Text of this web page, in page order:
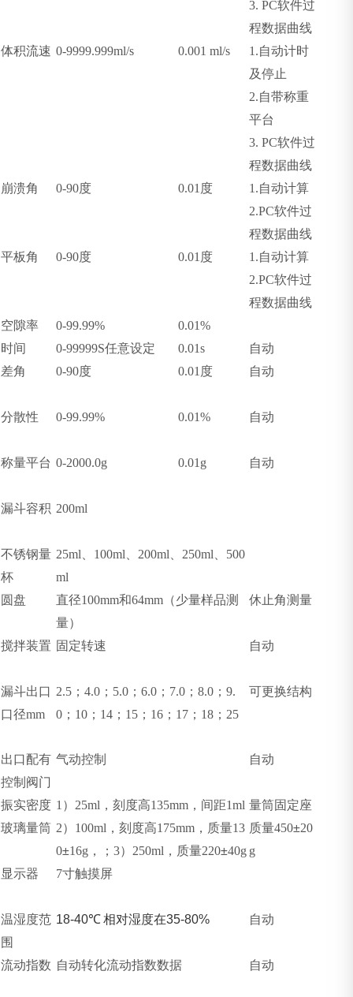
3. PC软件过
程数据曲线
体积流速 0-9999.999ml/s 0.001 ml/s 1.自动计时
及停止
2.自带称重
平台
3. PC软件过
程数据曲线
崩溃角
0-90度 0.01 度 1.自动计算
2.PC软件过
程数据曲线
平板角
0-90度 0.01 度 1.自动计算
2.PC软件过
程数据曲线
空隙率
0-99.99%
0.01%
时间
0-99999S任意设定 0.01s
自动
差角
0-90度 0.01 度 自动
分散性 0-99.99% 0.01% 自动
称量平台 0-2000.0g 0.01g 自动
漏斗容积 200ml
不锈钢量
杯
25ml 100ml 200ml 250ml
500
ml
圆盘
直径100mm和64mm（少量样品测
量）
休止角测量
搅拌装置 固定转速 自动
漏斗出口
口径mm
2.5； 4.0； 5.0； 6.0； 7.0； 8.0； 9.
0； 10； 14； 15； 16； 17； 18； 25
可更换结构
出口配有
控制阀门
气动控制 自动
振实密度
玻璃量筒
1 ） 25ml ，刻度高135mm，间距1ml
2） 100ml ，刻度高175mm，质量13
0±16g，； 3） 250ml ，质量220±40g
量筒固定座
质量450±20
g
显示器
7寸触摸屏
温湿度范
围
18-40℃相对湿度在35-80% 自动
流动指数 自动转化流动指数数据 自动